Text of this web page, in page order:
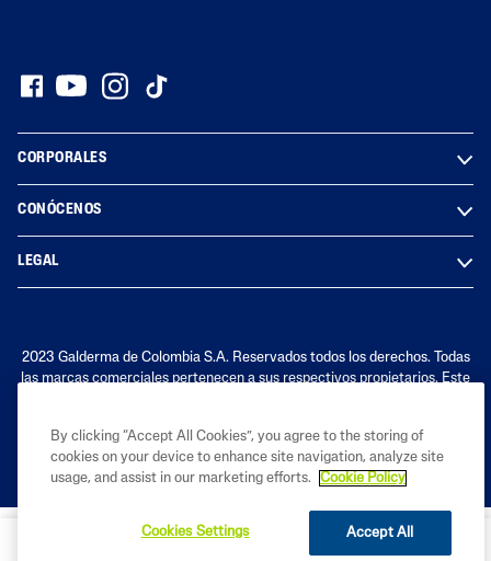
CORPORALES
CONÓCENOS
LEGAL
2023 Galderma de Colombia S.A. Reservados todos los derechos. Todas
las marcas comerciales pertenecen a sus respectivos propietarios. Este
By clicking “Accept All Cookies”, you agree to the storing of
cookies on your device to enhance site navigation, analyze site
usage, and assist in our marketing efforts.
Cookie Policy
Accept All
Cookies Settings